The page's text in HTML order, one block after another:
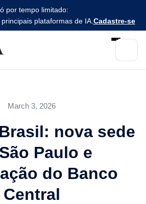
por tempo limitado:
plataformas de IA. Cadastre-se
March 3, 2026
nova sede
Paulo e
do Banco
Central